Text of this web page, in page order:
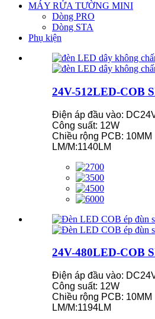
MÁY RỬA TƯỜNG MINI
Dòng PRO
Dòng STA
Phụ kiện
24V-512LED-COB
Điện áp đầu vào:
Công suất: 12W
Chiều rộng PCB: 10MM
LM/M:1140LM
24V-480LED-COB
Điện áp đầu vào:
Công suất: 12W
Chiều rộng PCB: 10MM
LM/M:1194LM